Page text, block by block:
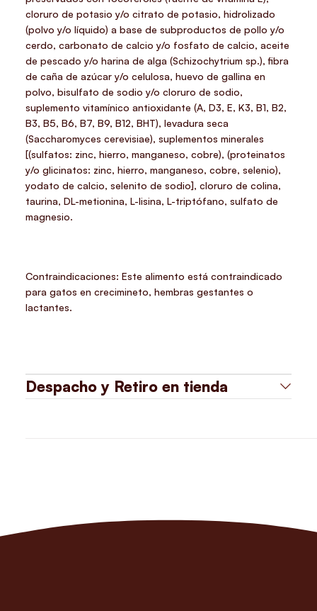
cloruro de potasio y/o citrato de potasio, hidrolizado
(polvo y/o líquido) a base de subproductos de pollo y/o
cerdo, carbonato de calcio y/o fosfato de calcio, aceite
de pescado y/o harina de alga (Schizochytrium sp.), fibra
de caña de azúcar y/o celulosa, huevo de gallina en
polvo, bisulfato de sodio y/o cloruro de sodio,
suplemento vitamínico antioxidante (A, D3, E, K3, B1, B2,
B3, B5, B6, B7, B9, B12, BHT), levadura seca
(Saccharomyces cerevisiae), suplementos minerales
[(sulfatos: zinc, hierro, manganeso, cobre), (proteinatos
y/o glicinatos: zinc, hierro, manganeso, cobre, selenio),
yodato de calcio, selenito de sodio], cloruro de colina,
taurina, DL-metionina, L-lisina, L-triptófano, sulfato de
magnesio.
Contraindicaciones: Este alimento está contraindicado
para gatos en crecimineto, hembras gestantes o
lactantes.
Despacho y Retiro en tienda